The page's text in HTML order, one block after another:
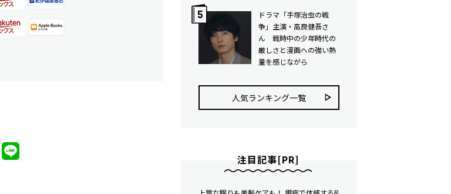
ドラマ「手塚治虫の戦
争」主演・高良健吾さ
ん 戦時中の少年時代の
厳しさと漫画への強い熱
量を感じながら
人気ランキング⼀覧
注目記事[PR]